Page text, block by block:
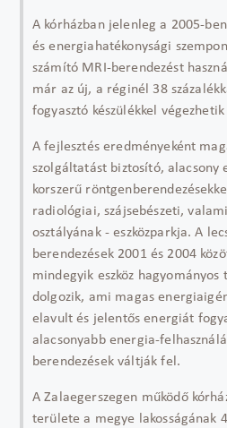
A kórházban jelenleg a 2005-
és energiahatékonysági
számító MRI-berendezést
már az új, a réginél 38
fogyasztó készülékkel
A fejlesztés eredményeként
szolgáltatást biztosító, alacsony
korszerű
radiológiai, szájsebészeti,
osztályának - eszközparkja. A
berendezések 2001 és 2004
mindegyik eszköz hagyományos
dolgozik, ami magas
elavult és jelentős energiát
alacsonyabb energia-
berendezések váltják fel.
A Zalaegerszegen működő
területe a megye lakosságának